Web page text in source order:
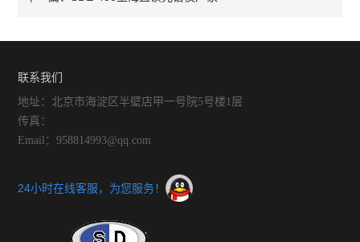
联系我们
地址：北京市海淀区半壁店甲一号院5号楼1层
传真：
Email：958814993@qq.com
24小时在线客服，为您服务！